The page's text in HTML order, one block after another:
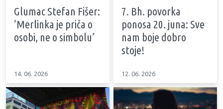
Glumac Stefan Fišer:
‘Merlinka je priča o
osobi, ne o simbolu’
14. 06. 2026
7. Bh. povorka
ponosa 20. juna: Sve
nam boje dobro
stoje!
12. 06. 2026